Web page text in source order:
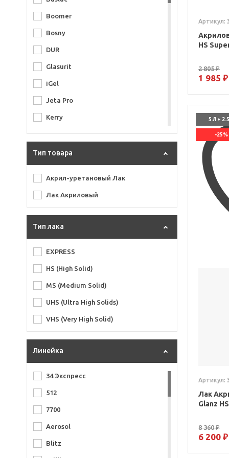
Boomer
Bosny
DUR
Glasurit
iGel
Jeta Pro
Kerry
Kiwix
Mipa
Perfecoat
PPG
Quickline
Rand
Reoflex
Skyron
Тип товара
Акрил-уретановый Лак
Лак Акриловый
Тип лака
EXPRESS
HS (High Solid)
MS (Medium Solid)
UHS (Ultra High Solids)
VHS (Very High Solid)
Линейка
34 Экспресс
512
7700
Aerosol
Blitz
Артикул:
HS
2 805 ₽
1 985 ₽
5 Л +
-25%
Артикул:
Лак
Glanz
8 360 ₽
6 200 ₽